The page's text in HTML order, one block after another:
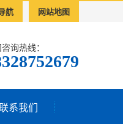
航 网站地图
询热线：
系我们